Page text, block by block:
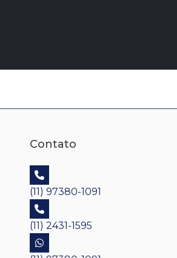
Contato
(11) 97380-1091
(11) 2431-1595